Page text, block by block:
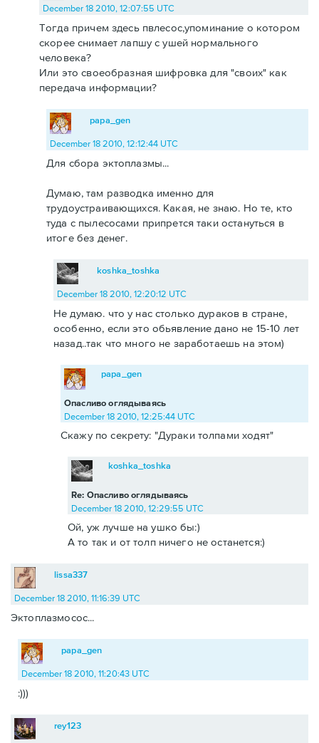
December 18 2010, 12:07:55 UTC
Тогда причем здесь пвлесос,упоминание о котором
скорее снимает лапшу с ушей нормального
человека?
Или это своеобразная шифровка для "своих" как
передача информации?
papa_gen
December 18 2010, 12:12:44 UTC
Для сбора эктоплазмы...
Думаю, там разводка именно для
трудоустраивающихся. Какая, не знаю. Но те, кто
туда с пылесосами припрется таки остануться в
итоге без денег.
koshka_toshka
December 18 2010, 12:20:12 UTC
Не думаю. что у нас столько дураков в стране,
особенно, если это обьявление дано не 15-10 лет
назад..так что много не заработаешь на этом)
Опасливо оглядываясь
papa_gen
December 18 2010, 12:25:44 UTC
Скажу по секрету: "Дураки толпами ходят"
Re: Опасливо оглядываясь
koshka_toshka
December 18 2010, 12:29:55 UTC
Ой, уж лучше на ушко бы:)
А то так и от толп ничего не останется:)
lissa337
December 18 2010, 11:16:39 UTC
Эктоплазмосос...
papa_gen
December 18 2010, 11:20:43 UTC
:)))
rey123